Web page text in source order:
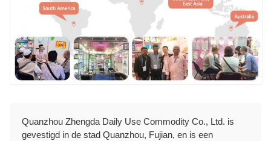
Quanzhou Zhengda Daily Use Commodity Co., Ltd. is
gevestigd in de stad Quanzhou, Fujian, en is een